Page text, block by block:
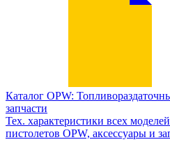
Каталог OPW:
запчасти
Тех. характеристики всех
пистолетов OPW, аксессуары и